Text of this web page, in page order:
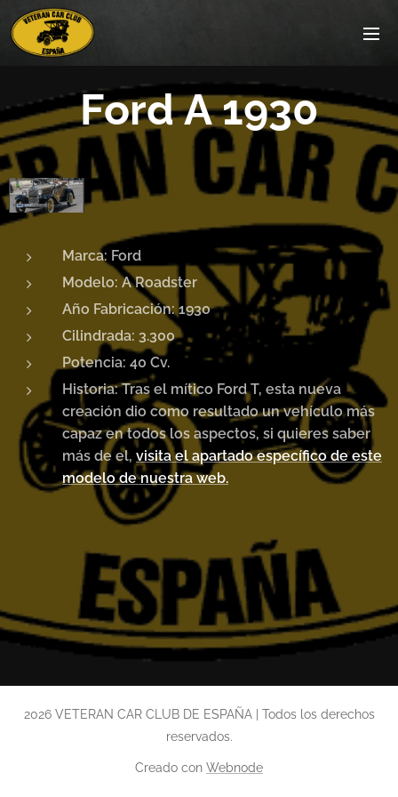
Ford A 1930
Marca: Ford
Modelo: A Roadster
Año Fabricación: 1930
Cilindrada: 3.300
Potencia: 40 Cv.
Historia: Tras el mítico Ford T, esta nueva
creación dio como resultado un vehículo más
capaz en todos los aspectos, si quieres saber
más de el, visita el apartado específico de este
modelo de nuestra web.
2026 VETERAN CAR CLUB DE ESPAÑA | Todos los derechos
reservados.
Creado con Webnode